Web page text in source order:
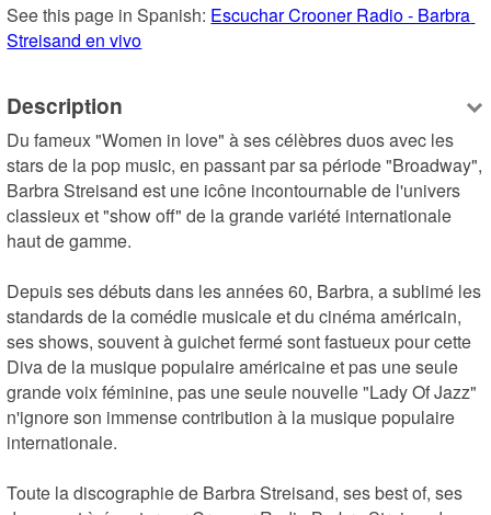
See this page in Spanish: Escuchar Crooner Radio - Barbra
Streisand en vivo
Description
Du fameux "Women in love" à ses célèbres duos avec les
stars de la pop music, en passant par sa période "Broadway",
Barbra Streisand est une icône incontournable de l'univers
classieux et "show off" de la grande variété internationale
haut de gamme.
Depuis ses débuts dans les années 60, Barbra, a sublimé les
standards de la comédie musicale et du cinéma américain,
ses shows, souvent à guichet fermé sont fastueux pour cette
Diva de la musique populaire américaine et pas une seule
grande voix féminine, pas une seule nouvelle "Lady Of Jazz"
n'ignore son immense contribution à la musique populaire
internationale.
Toute la discographie de Barbra Streisand, ses best of, ses